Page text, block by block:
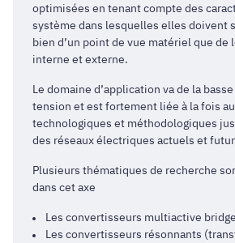
optimisées en tenant compte des
système dans lesquelles elles doivent
bien d’un point de vue matériel que de
interne et externe.
Le domaine d’application va de la
tension et est fortement liée à la fois
technologiques et méthodologiques
des réseaux électriques actuels et
Plusieurs thématiques de recherche
dans cet axe
Les convertisseurs multiactive
Les convertisseurs résonnants